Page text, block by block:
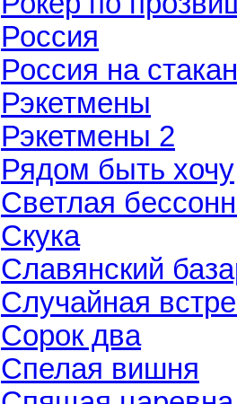
Россия
Россия на
Рэкетмены
Рэкетмены 2
Рядом быть хочу
Светлая
Скука
Славянский
Случайная
Сорок два
Спелая вишня